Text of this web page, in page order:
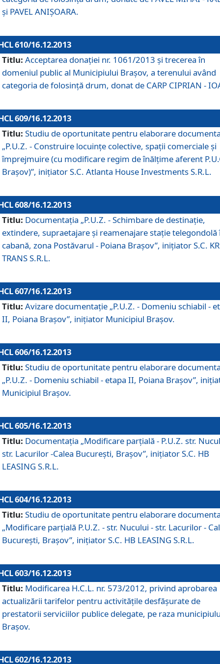
şi PAVEL ANIŞOARA.
610/16.12.2013
Titlu: Acceptarea donaţiei nr. 1061/2013 şi trecerea în
domeniul public al Municipiului Braşov, a terenului având
categoria de folosinţă drum, donat de CARP CIPRIAN -
609/16.12.2013
Titlu: Studiu de oportunitate pentru elaborare
„P.U.Z. - Construire locuinţe colective, spaţii comerciale şi
împrejmuire (cu modificare regim de înălţime aferent
Braşov)”, iniţiator S.C. Atlanta House Investments S.R.L.
608/16.12.2013
Titlu: Documentaţia „P.U.Z. - Schimbare de destinaţie,
extindere, supraetajare şi reamenajare staţie telegondolă
cabană, zona Postăvarul - Poiana Braşov”, iniţiator S.C.
TRANS S.R.L.
607/16.12.2013
Titlu: Avizare documentaţie „P.U.Z. - Domeniu schiabil -
II, Poiana Braşov”, iniţiator Municipiul Braşov.
606/16.12.2013
Titlu: Studiu de oportunitate pentru elaborare
„P.U.Z. - Domeniu schiabil - etapa II, Poiana Braşov”,
Municipiul Braşov.
605/16.12.2013
Titlu: Documentaţia „Modificare parţială - P.U.Z. str.
str. Lacurilor -Calea Bucureşti, Braşov”, iniţiator S.C. HB
LEASING S.R.L.
604/16.12.2013
Titlu: Studiu de oportunitate pentru elaborare
„Modificare parţială P.U.Z. - str. Nucului - str. Lacurilor -
Bucureşti, Braşov”, iniţiator S.C. HB LEASING S.R.L.
603/16.12.2013
Titlu: Modificarea H.C.L. nr. 573/2012, privind aprobarea
actualizării tarifelor pentru activităţile desfăşurate de
prestatorii serviciilor publice delegate, pe raza
Braşov.
602/16.12.2013